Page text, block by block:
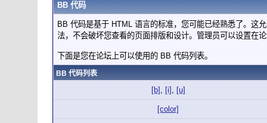
BB 代码
BB 代码是基于 HTML 语言的标准，您可能已经熟悉了。这
法，不会破坏您查看的页面排版和设计。管理员可以设置在
下面是您在论坛上可以使用的 BB 代码列表。
BB 代码列表
[b] , [i] , [u]
[color]